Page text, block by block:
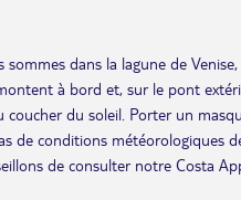
dans la lagune de
à bord et, sur le pont
coucher du soleil. Porter un
de conditions météorologiques
de consulter notre Costa